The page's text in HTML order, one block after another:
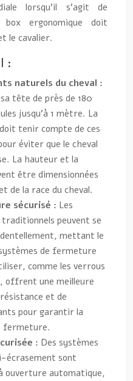
lorsqu’il s’agit de
ergonomique doit
le cavalier.
:
naturels du cheval :
tête de près de 180
jusqu’à 1 mètre. La
tenir compte de ces
éviter que le cheval
La hauteur et la
être dimensionnées
de la race du cheval.
sécurisé : Les
peuvent se
mettant le
de fermeture
comme les verrous
offrent une meilleure
et de
pour garantir la
fermeture.
: Des systèmes
sont
ouverture automatique,